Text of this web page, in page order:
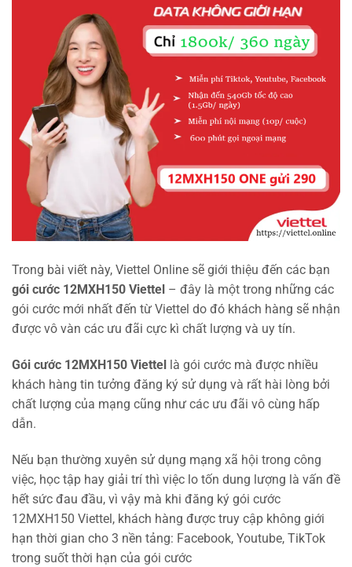
Trong bài viết này, Viettel Online sẽ giới thiệu đến các bạn
gói cước 12MXH150 Viettel – đây là một trong những các
gói cước mới nhất đến từ Viettel do đó khách hàng sẽ nhận
được vô vàn các ưu đãi cực kì chất lượng và uy tín.
Gói cước 12MXH150 Viettel là gói cước mà được nhiều
khách hàng tin tưởng đăng ký sử dụng và rất hài lòng bởi
chất lượng của mạng cũng như các ưu đãi vô cùng hấp
dẫn.
Nếu bạn thường xuyên sử dụng mạng xã hội trong công
việc, học tập hay giải trí thì việc lo tốn dung lượng là vấn đề
hết sức đau đầu, vì vậy mà khi đăng ký gói cước
12MXH150 Viettel, khách hàng được truy cập không giới
hạn thời gian cho 3 nền tảng: Facebook, Youtube, TikTok
trong suốt thời hạn của gói cước